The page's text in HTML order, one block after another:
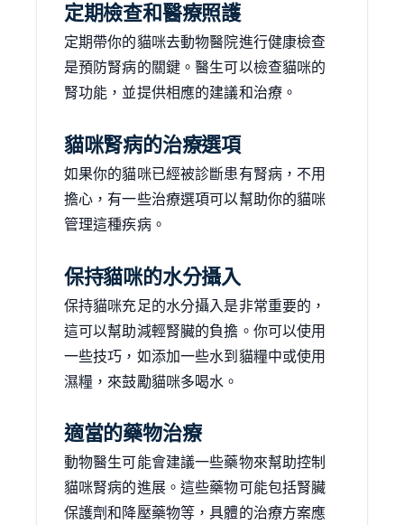
定期檢查和醫療照護
定期帶你的貓咪去動物醫院進行健康檢查
是預防腎病的關鍵。醫生可以檢查貓咪的
腎功能，並提供相應的建議和治療。
貓咪腎病的治療選項
如果你的貓咪已經被診斷患有腎病，不用
擔心，有一些治療選項可以幫助你的貓咪
管理這種疾病。
保持貓咪的水分攝入
保持貓咪充足的水分攝入是非常重要的，
這可以幫助減輕腎臟的負擔。你可以使用
一些技巧，如添加一些水到貓糧中或使用
濕糧，來鼓勵貓咪多喝水。
適當的藥物治療
動物醫生可能會建議一些藥物來幫助控制
貓咪腎病的進展。這些藥物可能包括腎臟
保護劑和降壓藥物等，具體的治療方案應